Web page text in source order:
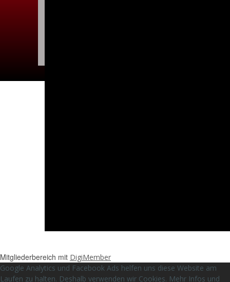
Mitgliederbereich mit DigiMember
Google Analytics und Facebook Ads helfen uns diese Website am
Laufen zu halten. Deshalb verwenden wir Cookies. Mehr Infos und